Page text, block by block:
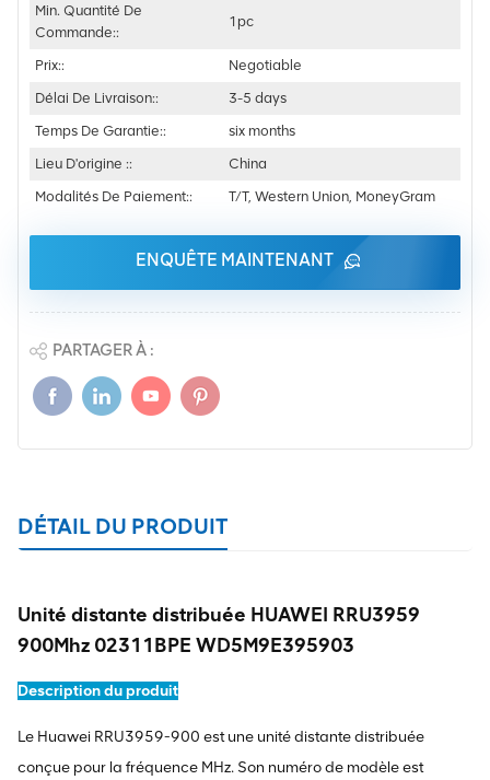
Min. Quantité De
Commande::
1pc
Prix::
Negotiable
Délai De Livraison::
3-5 days
Temps De Garantie::
six months
Lieu D'origine ::
China
Modalités De Paiement::
T/T, Western Union, MoneyGram
ENQUÊTE MAINTENANT
PARTAGER À :
DÉTAIL DU PRODUIT
Unité distante distribuée HUAWEI RRU3959
900Mhz 02311BPE WD5M9E395903
Description du produit
Le Huawei RRU3959-900 est une unité distante distribuée
conçue pour la fréquence MHz. Son numéro de modèle est